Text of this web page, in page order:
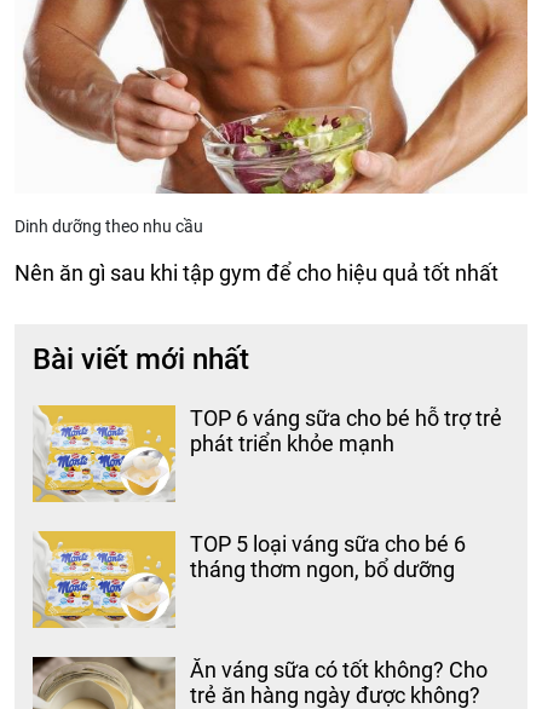
Dinh dưỡng theo nhu cầu
Nên ăn gì sau khi tập gym để cho hiệu quả tốt nhất
Bài viết mới nhất
TOP 6 váng sữa cho bé hỗ trợ trẻ
phát triển khỏe mạnh
TOP 5 loại váng sữa cho bé 6
tháng thơm ngon, bổ dưỡng
Ăn váng sữa có tốt không? Cho
trẻ ăn hàng ngày được không?